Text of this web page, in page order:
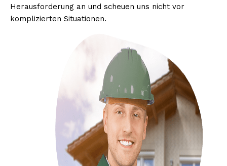
Herausforderung an und scheuen uns nicht vor
komplizierten Situationen.